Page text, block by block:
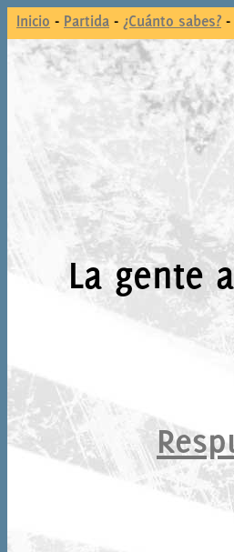
Inicio - Partida - ¿Cuánto sabes? -
La gente